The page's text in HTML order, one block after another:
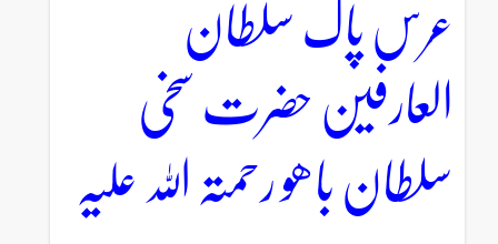
عرس پاک سلطان
العارفین حضرت سخی
سلطان باھو رحمتہ اللہ علیہ